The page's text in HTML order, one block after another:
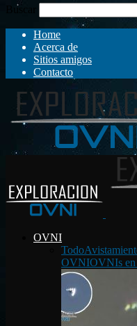
Buscar
Home
Acerca de
Sitios amigos
Contacto
OVNI
Todo
OVNIOVNIs en